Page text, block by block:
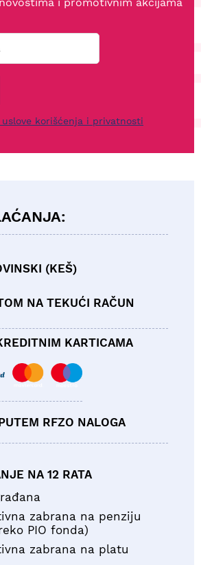
uslove korišćenja i privatnosti
(KEŠ)
NA TEKUĆI RAČUN
KARTICAMA
RFZO NALOGA
NA 12 RATA
zabrana na penziju
PIO fonda)
zabrana na platu